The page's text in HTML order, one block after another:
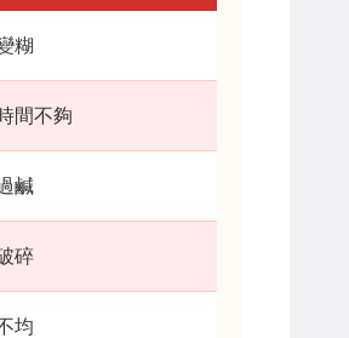
糊
間不夠
鹹
碎
均